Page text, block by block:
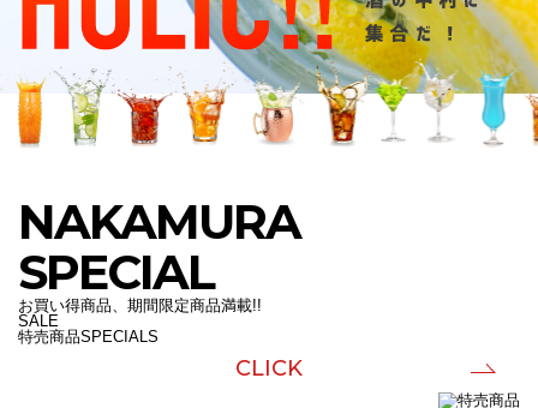
NAKAMURA
SPECIAL
お買い得商品、期間限定商品満載!!
SALE
特売商品SPECIALS
CLICK